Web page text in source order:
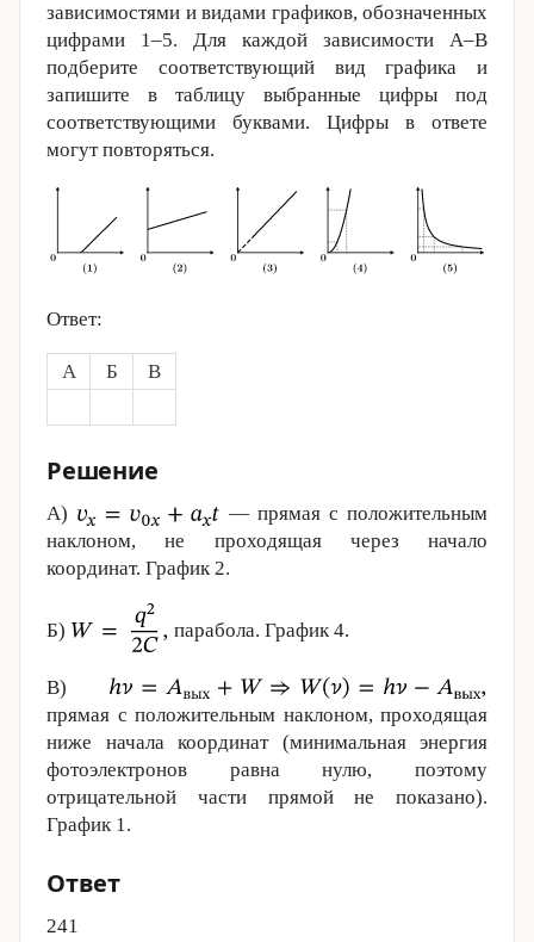
зависимостями и видами графиков, обозначенных
цифрами 1–5. Для каждой зависимости А­­–В
подберите соответствующий вид графика и
запишите в таблицу выбранные цифры под
соответствующими буквами. Цифры в ответе
могут повторяться.
Ответ:
А Б В
Решение
А)
— прямая с положительным
наклоном, не проходящая через начало
координат. График 2.
Б) парабола. График 4.
В)
прямая с положительным наклоном, проходящая
ниже начала координат (минимальная энергия
фотоэлектронов равна нулю, поэтому
отрицательной части прямой не показано).
График 1.
Ответ
241